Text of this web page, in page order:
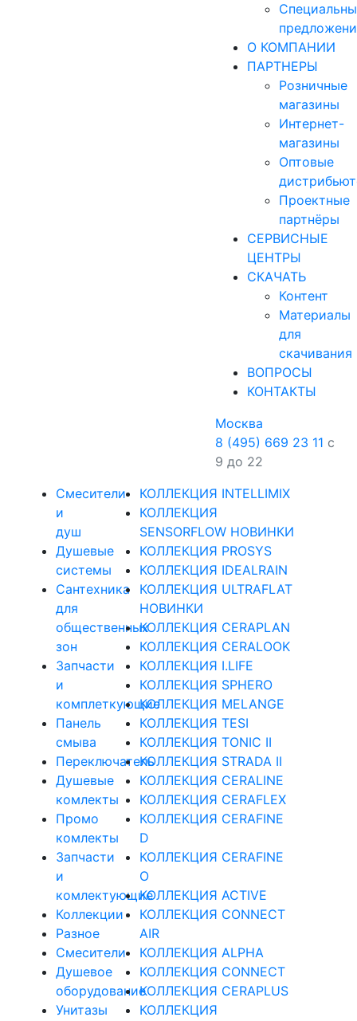
О КОМПАНИИ
ПАРТНЕРЫ
Розничные
магазины
Интернет-
магазины
Оптовые
Проектные
партнёры
СЕРВИСНЫЕ
ЦЕНТРЫ
СКАЧАТЬ
Контент
Материалы
для
скачивания
ВОПРОСЫ
КОНТАКТЫ
Москва
8 (495) 669 23 11 с
9 до 22
Смесители
и
душ
Душевые
системы
Сантехника
для
общественных
зон
Запчасти
и
комплеткующие
Панель
смыва
Переключатель
Душевые
комлекты
Промо
комлекты
Запчасти
и
комлектующие
Коллекции
Разное
Смесители
Душевое
оборудование
Унитазы
КОЛЛЕКЦИЯ INTELLIMIX
КОЛЛЕКЦИЯ
SENSORFLOW НОВИНКИ
КОЛЛЕКЦИЯ PROSYS
КОЛЛЕКЦИЯ IDEALRAIN
КОЛЛЕКЦИЯ ULTRAFLAT
НОВИНКИ
КОЛЛЕКЦИЯ CERAPLAN
КОЛЛЕКЦИЯ CERALOOK
КОЛЛЕКЦИЯ I.LIFE
КОЛЛЕКЦИЯ SPHERO
КОЛЛЕКЦИЯ MELANGE
КОЛЛЕКЦИЯ TESI
КОЛЛЕКЦИЯ TONIC II
КОЛЛЕКЦИЯ STRADA II
КОЛЛЕКЦИЯ CERALINE
КОЛЛЕКЦИЯ CERAFLEX
КОЛЛЕКЦИЯ CERAFINE
D
КОЛЛЕКЦИЯ CERAFINE
O
КОЛЛЕКЦИЯ ACTIVE
КОЛЛЕКЦИЯ CONNECT
AIR
КОЛЛЕКЦИЯ ALPHA
КОЛЛЕКЦИЯ CONNECT
КОЛЛЕКЦИЯ CERAPLUS
КОЛЛЕКЦИЯ